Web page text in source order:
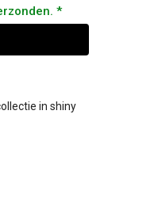
*
in shiny